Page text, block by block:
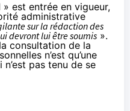
est entrée en vigueur,
administrative
sur la rédaction des
devront lui être soumis ».
consultation de la
n’est qu’une
pas tenu de se